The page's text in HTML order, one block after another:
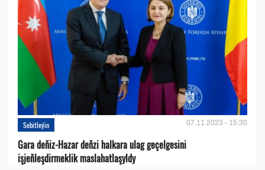
Sebitleýin 07.11.2023 - 15:30
Gara deňiz-Hazar deňzi halkara ulag geçelgesini
işjeňleşdirmeklik maslahatlaşyldy